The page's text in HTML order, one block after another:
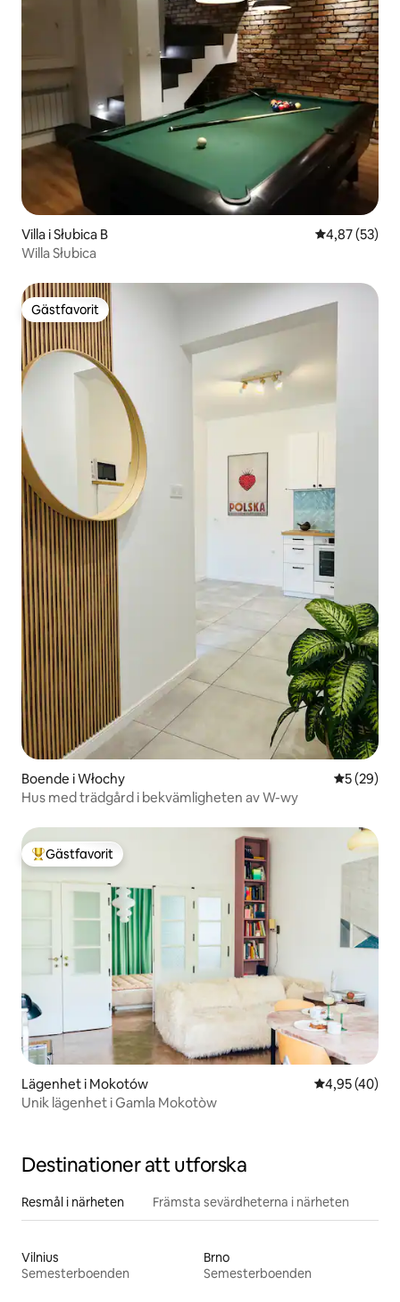
Villa i Słubica B 4,87 av 5 i
4,87 (53)
Willa Słubica
Gästfavorit
Gästfavorit
Boende i Włochy 5 av 5 i
5 (29)
Hus med trädgård i bekvämligheten av W-wy
Populär gästfavorit
Gästfavorit
Lägenhet i Mokotów 4,95 av 5 i
4,95 (40)
Unik lägenhet i Gamla Mokotòw
Destinationer att utforska
Resmål i närheten Främsta sevärdheterna i närheten
Vilnius
Semesterboenden
Brno
Semesterboenden